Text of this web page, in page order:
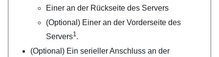
Einer an der Rückseite des Servers
(Optional) Einer an der Vorderseite des
Servers1.
(Optional) Ein serieller Anschluss an der